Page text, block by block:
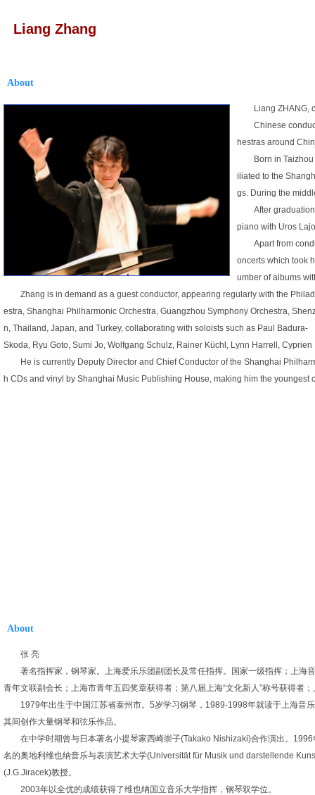
Liang Zhang
About
Liang ZHANG,
Chinese
hestras around
Born in
iliated to the
gs. During the
After
piano with Uros
Apart from
oncerts which took
umber of albums
Zhang is in demand as a guest conductor, appearing regularly with the
estra, Shanghai Philharmonic Orchestra, Guangzhou Symphony Orchestra,
n, Thailand, Japan, and Turkey, collaborating with soloists such as Paul Badura-
Skoda, Ryu Goto, Sumi Jo, Wolfgang Schulz, Rainer Küchl, Lynn Harrell,
He is currently Deputy Director and Chief Conductor of the Shanghai
h CDs and vinyl by Shanghai Music Publishing House, making him the youngest
About
张 亮
著名指挥家，钢琴家。上海爱乐乐团副团长及常任指挥。国家一级指挥；上
青年文联副会长；上海市青年五四奖章获得者；第八届上海“文化新人”称号获得者
1979年出生于中国江苏省泰州市。5岁学习钢琴，1989-1998年就读于上海音
其间创作大量钢琴和弦乐作品。
在中学时期曾与日本著名小提琴家西崎崇子(Takako Nishizaki)合作演出。
名的奥地利维也纳音乐与表演艺术大学(Universität für Musik und darstellende
(J.G.Jiracek)教授。
2003年以全优的成绩获得了维也纳国立音乐大学指挥，钢琴双学位。